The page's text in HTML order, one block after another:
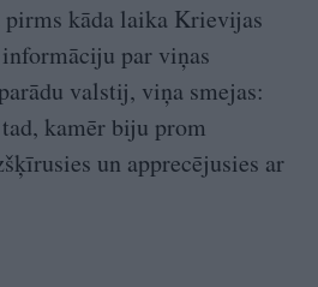
kāda laika Krievijas
par viņas
valstij, viņa smejas:
kamēr biju prom
un apprecējusies ar